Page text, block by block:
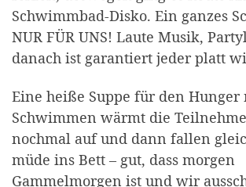
Schwimmbad-Disko. Ein ganzes
NUR FÜR UNS! Laute Musik,
danach ist garantiert jeder platt
Eine heiße Suppe für den Hunger
Schwimmen wärmt die
nochmal auf und dann fallen
müde ins Bett – gut, dass morgen
Gammelmorgen ist und wir